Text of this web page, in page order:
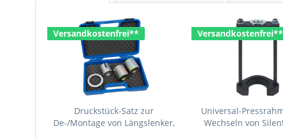
Versandkostenfrei**
Druckstück-Satz zur
De-/Montage von Längslenker,
Versandkostenfrei**
Universal-
Wechseln von